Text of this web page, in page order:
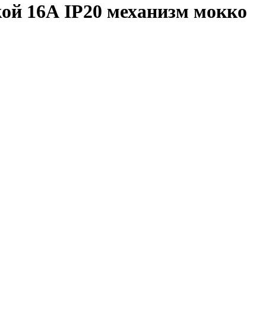
16А IP20 механизм мокко